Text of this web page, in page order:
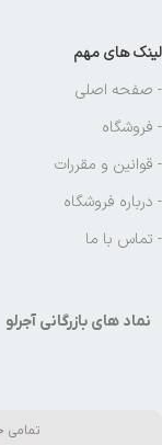
لینک های مهم
- صفحه اصلی
- فروشگاه
- قوانین و مقررات
- درباره فروشگاه
- تماس با ما
نماد های بازرگانی آجرلو